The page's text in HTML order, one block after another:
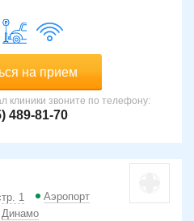
на прием
клиники звоните по телефону:
489-81-70
1
Аэропорт
Динамо